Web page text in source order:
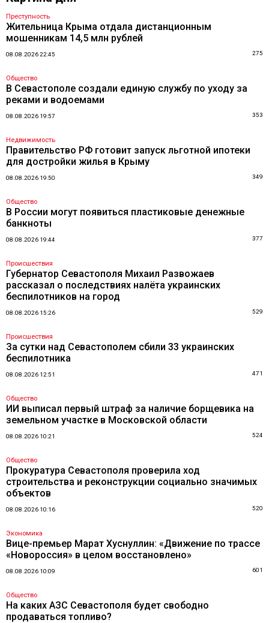
Преступность
Жительница Крыма отдала дистанционным
мошенникам 14,5 млн рублей
08.08.2026 22:45 275
Общество
В Севастополе создали единую службу по уходу за
реками и водоемами
08.08.2026 19:57 353
Недвижимость
Правительство РФ готовит запуск льготной ипотеки
для достройки жилья в Крыму
08.08.2026 19:50 349
Общество
В России могут появиться пластиковые денежные
банкноты
08.08.2026 19:44 377
Происшествия
Губернатор Севастополя Михаил Развожаев
рассказал о последствиях налёта украинских
беспилотников на город
08.08.2026 15:26 529
Происшествия
За сутки над Севастополем сбили 33 украинских
беспилотника
08.08.2026 12:51 471
Общество
ИИ выписал первый штраф за наличие борщевика на
земельном участке в Московской области
08.08.2026 10:21 524
Общество
Прокуратура Севастополя проверила ход
строительства и реконструкции социально значимых
объектов
08.08.2026 10:16 520
Экономика
Вице-премьер Марат Хуснуллин: «Движение по трассе
«Новороссия» в целом восстановлено»
08.08.2026 10:09 601
Общество
На каких АЗС Севастополя будет свободно
продаваться топливо?